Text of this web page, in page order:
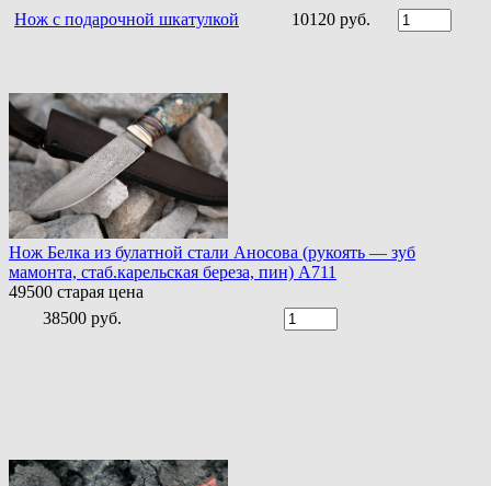
Нож с подарочной шкатулкой
10120 руб.
Нож Белка из булатной стали Аносова (рукоять — зуб
мамонта, стаб.карельская береза, пин) A711
49500 старая цена
38500 руб.